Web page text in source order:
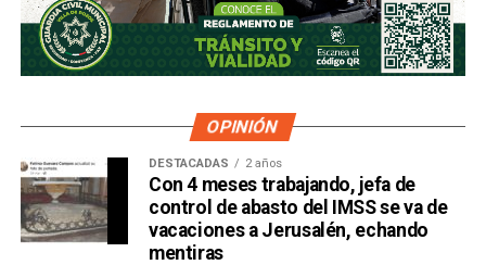
OPINIÓN
DESTACADAS 2 años
Con 4 meses trabajando, jefa de
control de abasto del IMSS se va de
vacaciones a Jerusalén, echando
mentiras